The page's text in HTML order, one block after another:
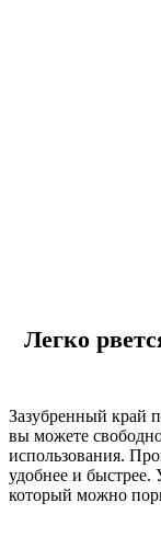
Легко
Зазубренный край
вы можете
использования.
удобнее и быстрее.
который можно